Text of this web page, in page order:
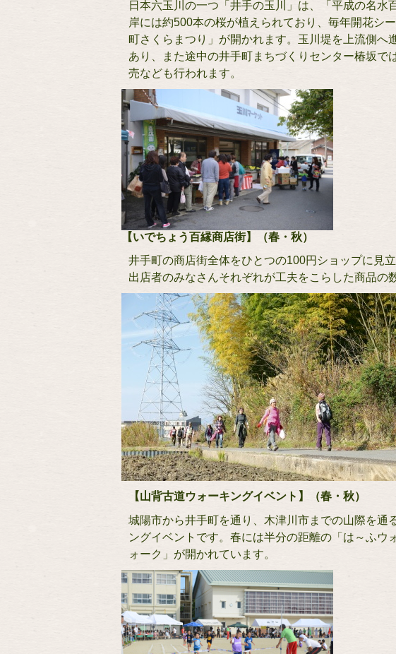
日本六玉川の一つ「井手の玉川」は、「平成の名水
岸には約500本の桜が植えられており、毎年開花シ
町さくらまつり」が開かれます。玉川堤を上流側へ
あり、また途中の井手町まちづくりセンター椿坂で
売なども行われます。
【いでちょう百縁商店街】（春・秋）
井手町の商店街全体をひとつの100円ショップに見
出店者のみなさんそれぞれが工夫をこらした商品
【山背古道ウォーキングイベント】（春・秋）
城陽市から井手町を通り、木津川市までの山際を通
ングイベントです。春には半分の距離の「は～ふウ
ォーク」が開かれています。